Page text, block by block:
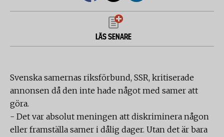
LÄS SENARE
Svenska samernas riksförbund, SSR, kritiserade
annonsen då den inte hade något med samer att
göra.
- Det var absolut meningen att diskriminera någon
eller framställa samer i dålig dager. Utan det är bara